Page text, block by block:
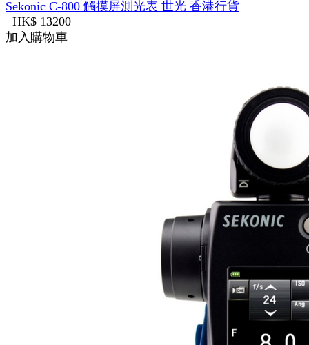
Sekonic C-800 觸摸屏測光表 世光 香港行貨
HK$ 13200
加入購物車